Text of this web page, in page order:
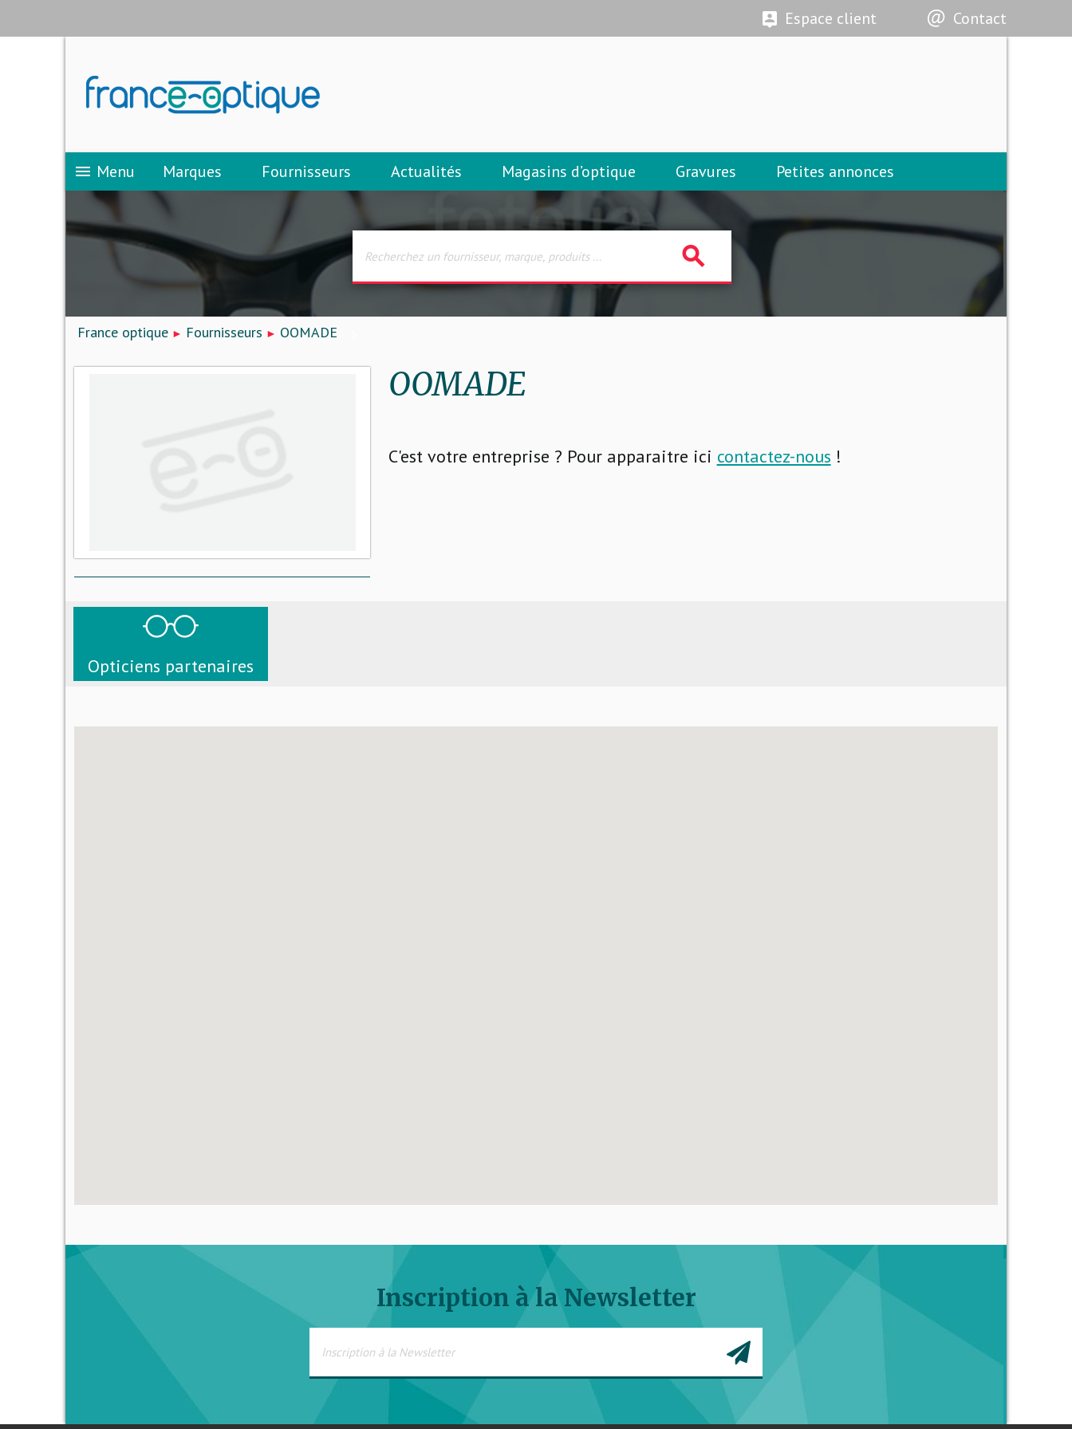
Espace client Contact
menu Menu Marques Fournisseurs Actualités Magasins d’optique Gravures Petites annonces
search
France optique Fournisseurs OOMADE
OOMADE
C'est votre entreprise ? Pour apparaitre ici contactez-nous !
Opticiens partenaires
Inscription à la Newsletter